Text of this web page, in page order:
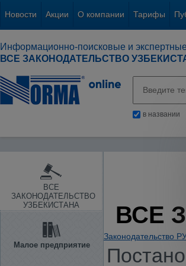
Новости Акции О компании Тарифы
Информационно-поисковые и
ВСЕ ЗАКОНОДАТЕЛЬСТВО
в названии
ВСЕ
ЗАКОНОДАТЕЛЬСТВО
УЗБЕКИСТАНА
Малое предприятие
ВСЕ
Законодательство